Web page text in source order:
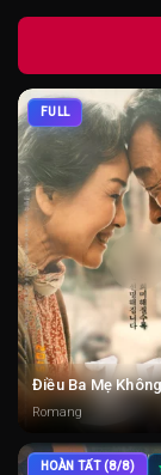
FULL
Điều Ba Mẹ
Romang
HOÀN TẤT (8/8)